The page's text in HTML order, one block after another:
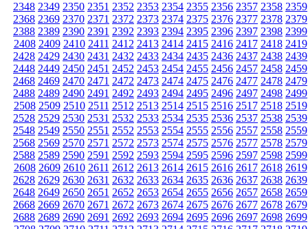
2348 2349 2350 2351 2352 2353 2354 2355 2356 2357 2358 2359
2368 2369 2370 2371 2372 2373 2374 2375 2376 2377 2378 2379
2388 2389 2390 2391 2392 2393 2394 2395 2396 2397 2398 2399
2408 2409 2410 2411 2412 2413 2414 2415 2416 2417 2418 2419
2428 2429 2430 2431 2432 2433 2434 2435 2436 2437 2438 2439
2448 2449 2450 2451 2452 2453 2454 2455 2456 2457 2458 2459
2468 2469 2470 2471 2472 2473 2474 2475 2476 2477 2478 2479
2488 2489 2490 2491 2492 2493 2494 2495 2496 2497 2498 2499
2508 2509 2510 2511 2512 2513 2514 2515 2516 2517 2518 2519
2528 2529 2530 2531 2532 2533 2534 2535 2536 2537 2538 2539
2548 2549 2550 2551 2552 2553 2554 2555 2556 2557 2558 2559
2568 2569 2570 2571 2572 2573 2574 2575 2576 2577 2578 2579
2588 2589 2590 2591 2592 2593 2594 2595 2596 2597 2598 2599
2608 2609 2610 2611 2612 2613 2614 2615 2616 2617 2618 2619
2628 2629 2630 2631 2632 2633 2634 2635 2636 2637 2638 2639
2648 2649 2650 2651 2652 2653 2654 2655 2656 2657 2658 2659
2668 2669 2670 2671 2672 2673 2674 2675 2676 2677 2678 2679
2688 2689 2690 2691 2692 2693 2694 2695 2696 2697 2698 2699